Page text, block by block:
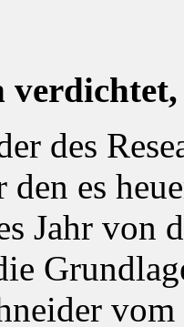
des
es
Jahr von